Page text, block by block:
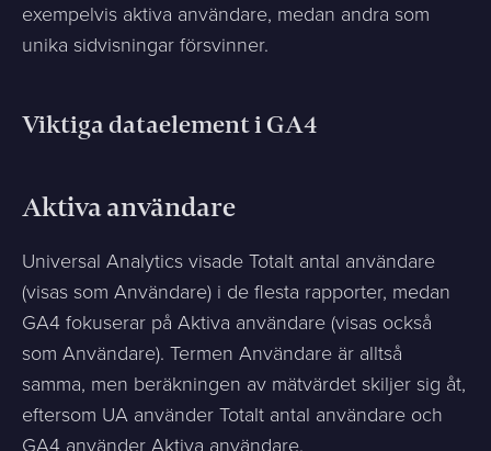
exempelvis aktiva användare, medan andra som
unika sidvisningar försvinner.
Viktiga dataelement i GA4
Aktiva användare
Universal Analytics visade Totalt antal användare
(visas som Användare) i de flesta rapporter, medan
GA4 fokuserar på Aktiva användare (visas också
som Användare). Termen Användare är alltså
samma, men beräkningen av mätvärdet skiljer sig åt,
eftersom UA använder Totalt antal användare och
GA4 använder Aktiva användare.